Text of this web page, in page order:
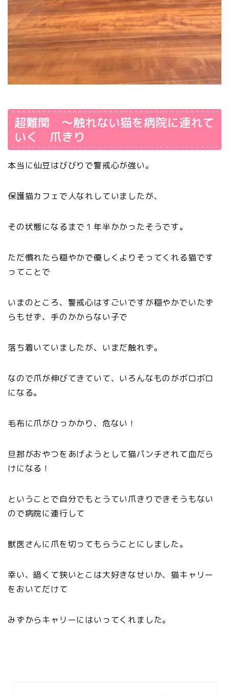
超難関 ～触れない猫を病院に連れて
いく 爪きり
本当に仙豆はびびりで警戒心が強い。
保護猫カフェで人なれしていましたが、
その状態になるまで１年半かかったそうです。
ただ慣れたら穏やかで優しくよりそってくれる猫です
ってことで
いまのところ、警戒心はすごいですが穏やかでいたず
らもせず、手のかからない子で
落ち着いていましたが、いまだ触れず。
なので爪が伸びてきていて、いろんなものがボロボロ
になる。
毛布に爪がひっかかり、危ない！
旦那がおやつをあげようとして猫パンチされて血だら
けになる！
ということで自分でもとうてい爪きりできそうもない
ので病院に連行して
獣医さんに爪を切ってもらうことにしました。
幸い、暗くて狭いとこは大好きなせいか、猫キャリー
をおいてだけて
みずからキャリーにはいってくれました。